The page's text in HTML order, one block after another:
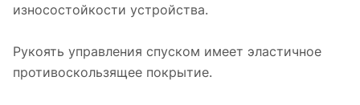
износостойкости устройства.
Рукоять управления спуском имеет эластичное
противоскользящее покрытие.